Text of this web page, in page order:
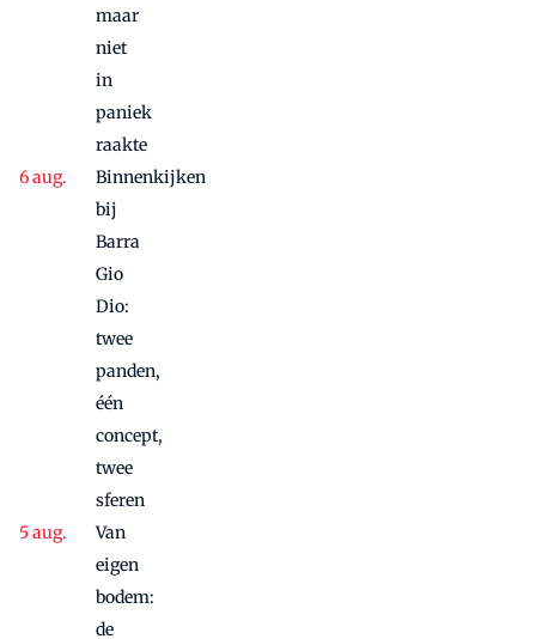
maar
niet
in
paniek
raakte
Binnenkijken
bij
Barra
Gio
Dio:
twee
panden,
één
concept,
twee
sferen
Van
eigen
bodem:
de